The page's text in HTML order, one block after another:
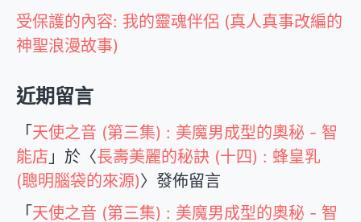
受保護的內容: 我的靈魂伴侶 (真人真事改編的
神聖浪漫故事)
近期留言
「 天使之音 (第三集) : 美魔男成型的奧秘 - 智
能店 」於〈長壽美麗的秘訣 (十四) : 蜂皇乳
(聰明腦袋的來源)〉發佈留言
「 天使之音 (第三集) : 美魔男成型的奧秘 - 智